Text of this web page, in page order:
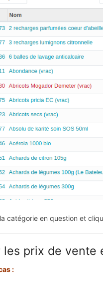
catégorie en question et
les prix de vente
: